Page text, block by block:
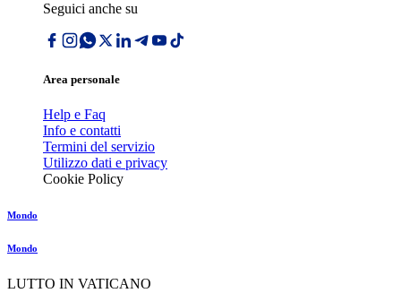
Seguici anche su
Area personale
Help e Faq
Info e contatti
Termini del servizio
Utilizzo dati e privacy
Cookie Policy
Mondo
Mondo
LUTTO IN VATICANO